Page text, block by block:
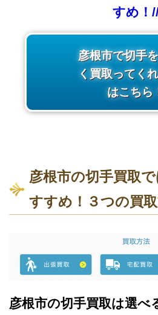
すめ！
彦根市で切手
く買取ってく
はこちら
彦根市の切手買取
すすめ！３つの買
彦根市の切手買取は選べ